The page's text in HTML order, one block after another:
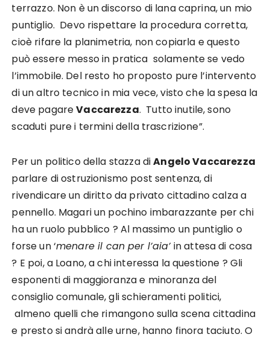
terrazzo. Non è un discorso di lana caprina, un mio
puntiglio. Devo rispettare la procedura corretta,
cioè rifare la planimetria, non copiarla e questo
può essere messo in pratica solamente se vedo
l’immobile. Del resto ho proposto pure l’intervento
di un altro tecnico in mia vece, visto che la spesa la
deve pagareVaccarezza. Tutto inutile, sono
scaduti pure i termini della trascrizione”.
Per un politico della stazza diAngelo Vaccarezza
parlare di ostruzionismo post sentenza, di
rivendicare un diritto da privato cittadino calza a
pennello. Magari un pochino imbarazzante per chi
ha un ruolo pubblico ? Al massimo un puntiglio o
forse un ‘menare il can per l’aia’in attesa di cosa
? E poi, a Loano, a chi interessa la questione ? Gli
esponenti di maggioranza e minoranza del
consiglio comunale, gli schieramenti politici,
almeno quelli che rimangono sulla scena cittadina
e presto si andrà alle urne, hanno finora taciuto. O